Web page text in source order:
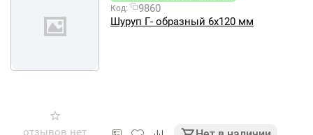
отзывов нет
Код:
9860
Шуруп Г- образный 6х120 мм